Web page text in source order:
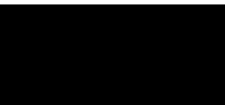
hayan comprado este